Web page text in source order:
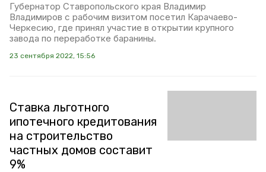
Губернатор Ставропольского края Владимир
Владимиров с рабочим визитом посетил Карачаево-
Черкесию, где принял участие в открытии крупного
завода по переработке баранины.
23 сентября 2022, 15:56
Ставка льготного
ипотечного кредитования
на строительство
частных домов составит
9%